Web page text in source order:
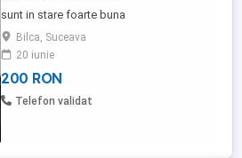
sunt in stare foarte buna
Bilca, Suceava
20 iunie
200 RON
Telefon validat